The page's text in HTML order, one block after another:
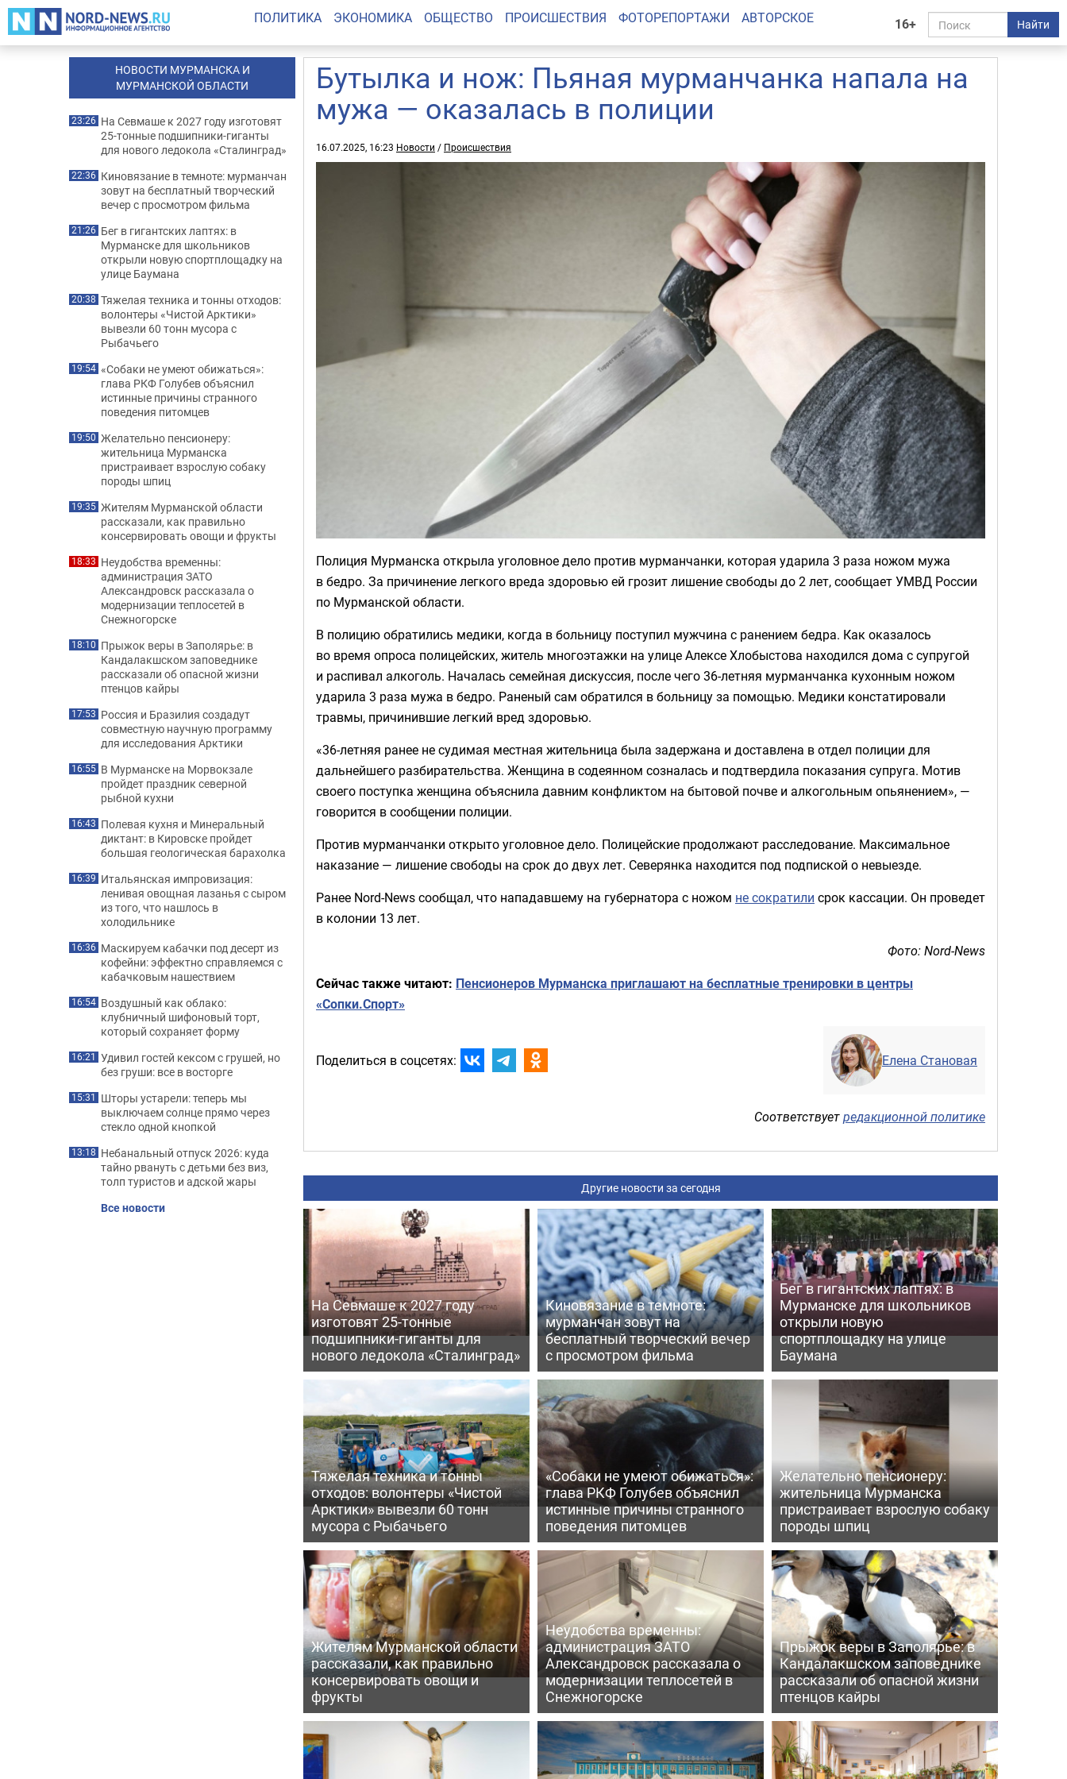
16+ Найти
ПОЛИТИКА ЭКОНОМИКА ОБЩЕСТВО ПРОИСШЕСТВИЯ ФОТОРЕПОРТАЖИ АВТОРСКОЕ
Бутылка и нож: Пьяная мурманчанка напала на
мужа — оказалась в полиции
16.07.2025, 16:23 Новости / Происшествия
Полиция Мурманска открыла уголовное дело против мурманчанки, которая ударила 3 раза ножом мужа
в бедро. За причинение легкого вреда здоровью ей грозит лишение свободы до 2 лет, сообщает УМВД России
по Мурманской области.
В полицию обратились медики, когда в больницу поступил мужчина с ранением бедра. Как оказалось
во время опроса полицейских, житель многоэтажки на улице Алексе Хлобыстова находился дома с супругой
и распивал алкоголь. Началась семейная дискуссия, после чего 36-летняя мурманчанка кухонным ножом
ударила 3 раза мужа в бедро. Раненый сам обратился в больницу за помощью. Медики констатировали
травмы, причинившие легкий вред здоровью.
«36-летняя ранее не судимая местная жительница была задержана и доставлена в отдел полиции для
дальнейшего разбирательства. Женщина в содеянном созналась и подтвердила показания супруга. Мотив
своего поступка женщина объяснила давним конфликтом на бытовой почве и алкогольным опьянением», —
говорится в сообщении полиции.
Против мурманчанки открыто уголовное дело. Полицейские продолжают расследование. Максимальное
наказание — лишение свободы на срок до двух лет. Северянка находится под подпиской о невыезде.
Ранее Nord-News сообщал, что нападавшему на губернатора с ножом не сократили срок кассации. Он проведет
в колонии 13 лет.
Фото: Nord-News
Cейчас также читают: Пенсионеров Мурманска приглашают на бесплатные тренировки в центры
«Сопки.Спорт»
Поделиться в соцсетях: Елена Становая
Соответствуетредакционной политике
Другие новости за сегодня
На Севмаше к 2027 году
изготовят 25-тонные
подшипники-гиганты для
нового ледокола «Сталинград»
Киновязание в темноте:
мурманчан зовут на
бесплатный творческий вечер
с просмотром фильма
Бег в гигантских лаптях: в
Мурманске для школьников
открыли новую
спортплощадку на улице
Баумана
Тяжелая техника и тонны
отходов: волонтеры «Чистой
Арктики» вывезли 60 тонн
мусора с Рыбачьего
«Собаки не умеют обижаться»:
глава РКФ Голубев объяснил
истинные причины странного
поведения питомцев
Желательно пенсионеру:
жительница Мурманска
пристраивает взрослую собаку
породы шпиц
Жителям Мурманской области
рассказали, как правильно
консервировать овощи и
фрукты
Неудобства временны:
администрация ЗАТО
Александровск рассказала о
модернизации теплосетей в
Снежногорске
Прыжок веры в Заполярье: в
Кандалакшском заповеднике
рассказали об опасной жизни
птенцов кайры
НОВОСТИ МУРМАНСКА И
МУРМАНСКОЙ ОБЛАСТИ
23:26 На Севмаше к 2027 году изготовят
25-тонные подшипники-гиганты
для нового ледокола «Сталинград»
22:36 Киновязание в темноте: мурманчан
зовут на бесплатный творческий
вечер с просмотром фильма
21:26 Бег в гигантских лаптях: в
Мурманске для школьников
открыли новую спортплощадку на
улице Баумана
20:38 Тяжелая техника и тонны отходов:
волонтеры «Чистой Арктики»
вывезли 60 тонн мусора с
Рыбачьего
19:54 «Собаки не умеют обижаться»:
глава РКФ Голубев объяснил
истинные причины странного
поведения питомцев
19:50 Желательно пенсионеру:
жительница Мурманска
пристраивает взрослую собаку
породы шпиц
19:35 Жителям Мурманской области
рассказали, как правильно
консервировать овощи и фрукты
18:33 Неудобства временны:
администрация ЗАТО
Александровск рассказала о
модернизации теплосетей в
Снежногорске
18:10 Прыжок веры в Заполярье: в
Кандалакшском заповеднике
рассказали об опасной жизни
птенцов кайры
17:53 Россия и Бразилия создадут
совместную научную программу
для исследования Арктики
16:55 В Мурманске на Морвокзале
пройдет праздник северной
рыбной кухни
16:43 Полевая кухня и Минеральный
диктант: в Кировске пройдет
большая геологическая барахолка
16:39 Итальянская импровизация:
ленивая овощная лазанья с сыром
из того, что нашлось в
холодильнике
16:36 Маскируем кабачки под десерт из
кофейни: эффектно справляемся с
кабачковым нашествием
16:54 Воздушный как облако:
клубничный шифоновый торт,
который сохраняет форму
16:21 Удивил гостей кексом с грушей, но
без груши: все в восторге
15:31 Шторы устарели: теперь мы
выключаем солнце прямо через
стекло одной кнопкой
13:18 Небанальный отпуск 2026: куда
тайно рвануть с детьми без виз,
толп туристов и адской жары
Все новости